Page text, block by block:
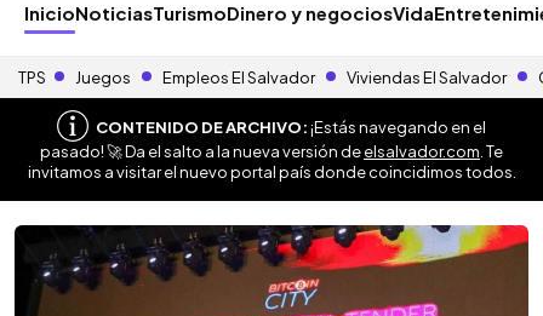
InicioNoticiasTurismoDinero y negociosVida
TPS Juegos Empleos El Salvador Viviendas El Salvador
CONTENIDO DE ARCHIVO:¡Estás navegando en el
pasado! 🚀 Da el salto a la nueva versión deelsalvador.com . Te
invitamos a visitar el nuevo portal país donde coincidimos todos.